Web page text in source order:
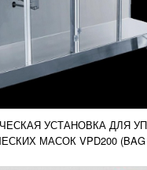
УСТАНОВКА ДЛЯ
МАСОК VPD200 (BAG
высокоскоростной
машина OB-98I
не просто станок, это
Добавить